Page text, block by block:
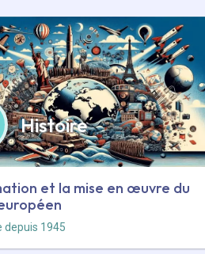
Histoire
et la mise en œuvre du
depuis 1945